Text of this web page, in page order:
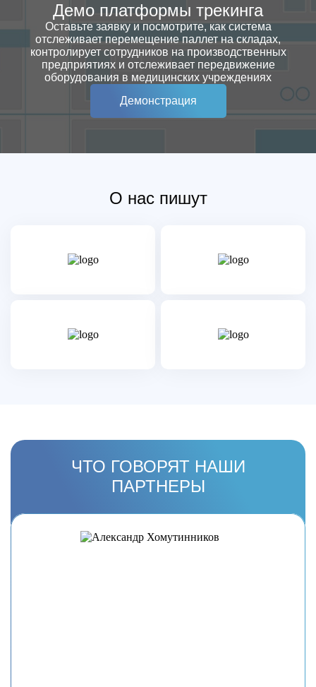
Демо платформы трекинга
Оставьте заявку и посмотрите, как система
отслеживает перемещение паллет на складах,
контролирует сотрудников на производственных
предприятиях и отслеживает передвижение
оборудования в медицинских учреждениях
Демонстрация
О нас пишут
ЧТО ГОВОРЯТ НАШИ
ПАРТНЕРЫ